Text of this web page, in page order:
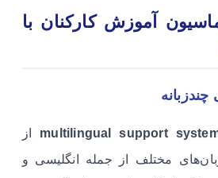
آموزش کارکنان با
multilingual support از
مختلف از جمله انگلیسی و